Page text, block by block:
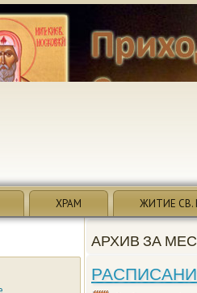
ХРАМ ЖИТИЕ СВ.
АРХИВ ЗА